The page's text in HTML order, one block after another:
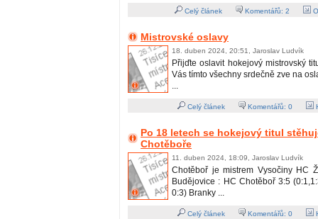
Celý článek Komentářů: 2
Mistrovské oslavy
18. duben 2024, 20:51, Jaroslav Ludvík
Přijďte oslavit hokejový mistrovský
Vás tímto všechny srdečně zve na
...
Celý článek Komentářů: 0
Po 18 letech se hokejový titul
Chotěboře
11. duben 2024, 18:09, Jaroslav Ludvík
Chotěboř je mistrem Vysočiny HC
Budějovice : HC Chotěboř 3:5
0:3) Branky ...
Celý článek Komentářů: 0